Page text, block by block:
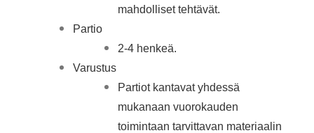
mahdolliset tehtävät.
Partio
2-4 henkeä.
Varustus
Partiot kantavat yhdessä
mukanaan vuorokauden
toimintaan tarvittavan materiaalin